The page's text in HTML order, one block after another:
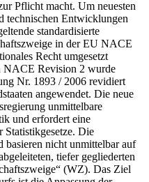
Pflicht macht. Um neuesten
technischen Entwicklungen
standardisierte
in der EU NACE
Recht umgesetzt
NACE Revision 2 wurde
Nr. 1893 / 2006 revidiert
angewendet. Die neue
unmittelbare
und erfordert eine
Statistikgesetze. Die
basieren nicht unmittelbar auf
tiefer gegliederten
(WZ). Das Ziel